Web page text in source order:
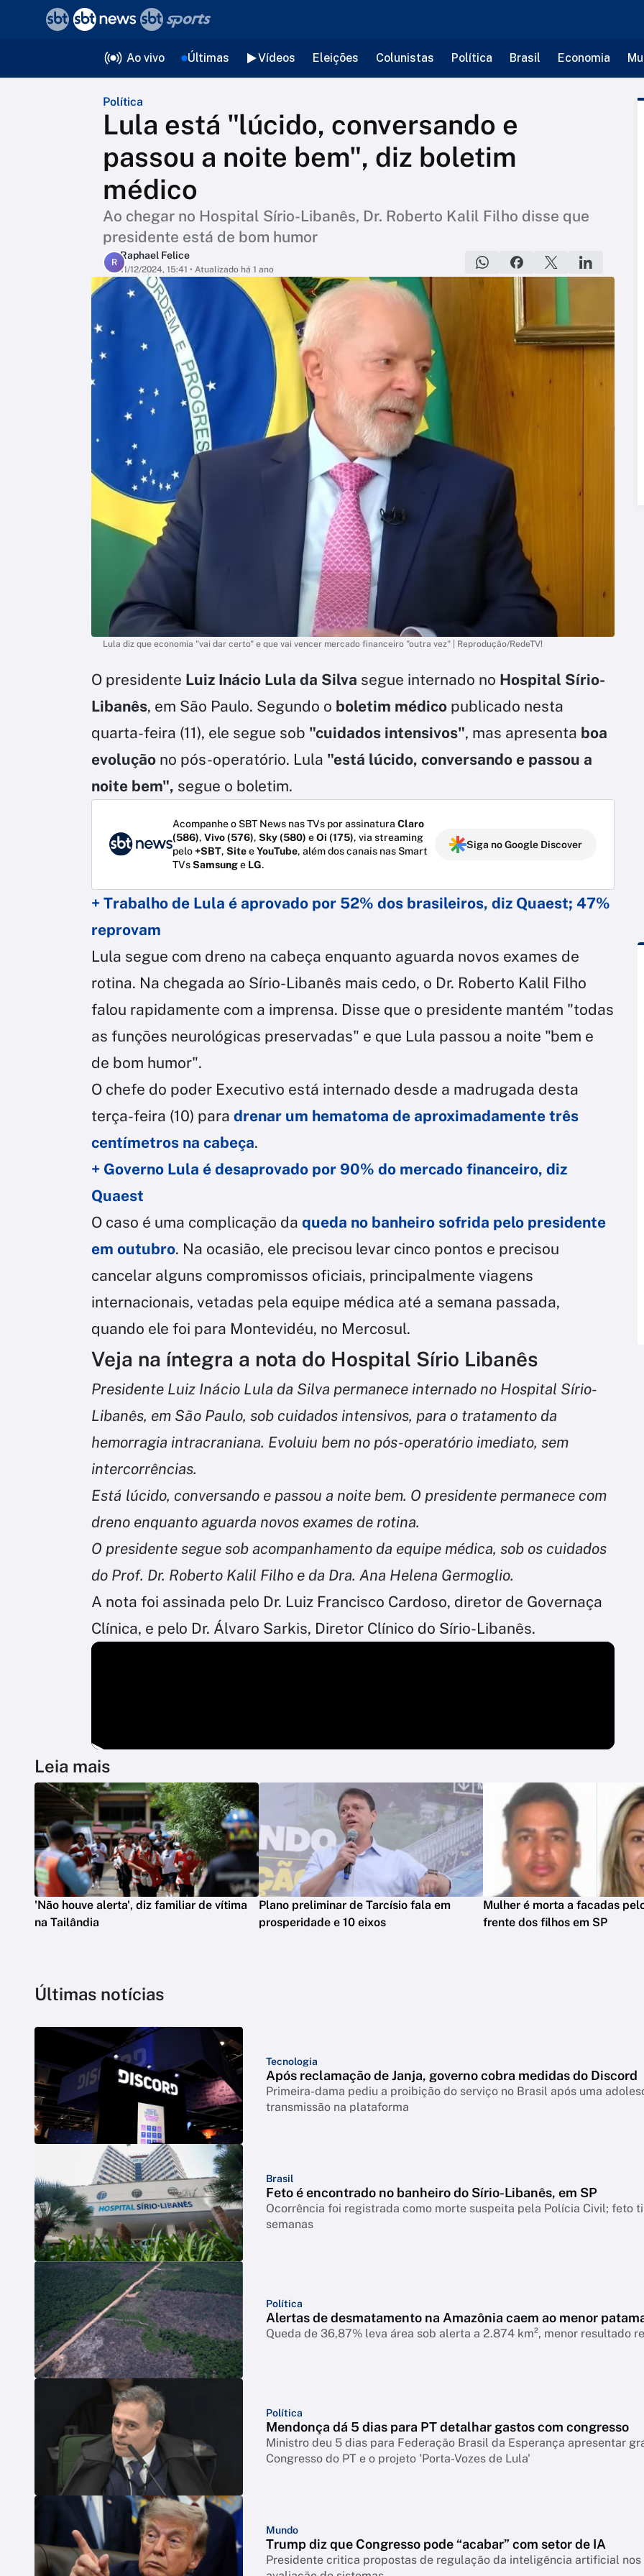
Ao vivo Últimas Vídeos Eleições Colunistas Política Brasil Economia
Política
Lula está "lúcido, conversando e
passou a noite bem", diz boletim
médico
Ao chegar no Hospital Sírio-Libanês, Dr. Roberto Kalil Filho disse que
presidente está de bom humor
R
Raphael Felice
11/12/2024, 15:41 • Atualizado há 1 ano
Lula diz que economia "vai dar certo" e que vai vencer mercado financeiro "outra vez" | Reprodução/RedeTV!
O presidente Luiz Inácio Lula da Silva segue internado no Hospital Sírio-
Libanês, em São Paulo. Segundo o boletim médico publicado nesta
quarta-feira (11), ele segue sob "cuidados intensivos", mas apresenta boa
evolução no pós-operatório. Lula "está lúcido, conversando e passou a
noite bem", segue o boletim.
Acompanhe o SBT News nas TVs por assinatura Claro
(586), Vivo (576), Sky (580) eOi (175), via streaming
pelo+SBT, SiteeYouTube, além dos canais nas Smart
TVsSamsunge LG.
Siga no Google Discover
+ Trabalho de Lula é aprovado por 52% dos brasileiros, diz Quaest; 47%
reprovam
Lula segue com dreno na cabeça enquanto aguarda novos exames de
rotina. Na chegada ao Sírio-Libanês mais cedo, o Dr. Roberto Kalil Filho
falou rapidamente com a imprensa. Disse que o presidente mantém "todas
as funções neurológicas preservadas" e que Lula passou a noite "bem e
de bom humor".
O chefe do poder Executivo está internado desde a madrugada desta
terça-feira (10) para drenar um hematoma de aproximadamente três
centímetros na cabeça.
+ Governo Lula é desaprovado por 90% do mercado financeiro, diz
Quaest
O caso é uma complicação da queda no banheiro sofrida pelo presidente
em outubro. Na ocasião, ele precisou levar cinco pontos e precisou
cancelar alguns compromissos oficiais, principalmente viagens
internacionais, vetadas pela equipe médica até a semana passada,
quando ele foi para Montevidéu, no Mercosul.
Veja na íntegra a nota do Hospital Sírio Libanês
Presidente Luiz Inácio Lula da Silva permanece internado no Hospital Sírio-
Libanês, em São Paulo, sob cuidados intensivos, para o tratamento da
hemorragia intracraniana. Evoluiu bem no pós-operatório imediato, sem
intercorrências.
Está lúcido, conversando e passou a noite bem. O presidente permanece com
dreno enquanto aguarda novos exames de rotina.
O presidente segue sob acompanhamento da equipe médica, sob os cuidados
do Prof. Dr. Roberto Kalil Filho e da Dra. Ana Helena Germoglio.
A nota foi assinada pelo Dr. Luiz Francisco Cardoso, diretor de Governaça
Clínica, e pelo Dr. Álvaro Sarkis, Diretor Clínico do Sírio-Libanês.
Leia mais
'Não houve alerta', diz familiar de vítima
na Tailândia
Plano preliminar de Tarcísio fala em
prosperidade e 10 eixos
Mulher é morta a facadas
frente dos filhos em SP
Últimas notícias
Tecnologia
Após reclamação de Janja, governo cobra medidas do Discord
Primeira-dama pediu a proibição do serviço no Brasil após uma
transmissão na plataforma
Brasil
Feto é encontrado no banheiro do Sírio-Libanês, em SP
Ocorrência foi registrada como morte suspeita pela Polícia Civil; feto
semanas
Política
Alertas de desmatamento na Amazônia caem ao menor
Queda de 36,87% leva área sob alerta a 2.874 km², menor resultado
Política
Mendonça dá 5 dias para PT detalhar gastos com congresso
Ministro deu 5 dias para Federação Brasil da Esperança apresentar
Congresso do PT e o projeto 'Porta-Vozes de Lula'
Mundo
Trump diz que Congresso pode “acabar” com setor de IA
Presidente critica propostas de regulação da inteligência artificial nos
voltar
Editorias